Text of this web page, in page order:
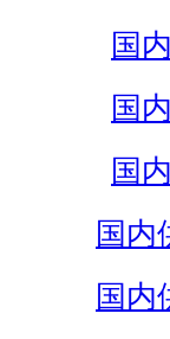
国
国
国
国内
国内